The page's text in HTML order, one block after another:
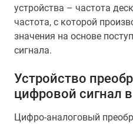
устройства – частота
частота, с которой
значения на основе
сигнала.
Устройство
цифровой сигнал
Цифро-аналоговый